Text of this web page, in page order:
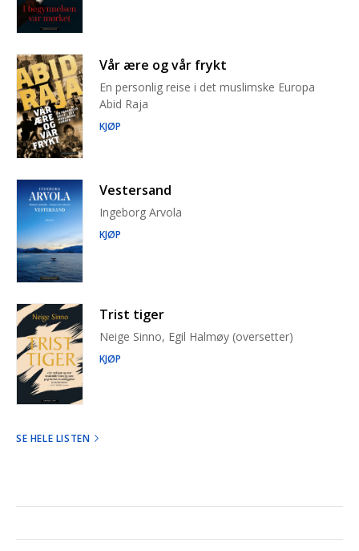
Vår ære og vår frykt
En personlig reise i det muslimske Europa
Abid Raja
KJØP
Vestersand
Ingeborg Arvola
KJØP
Trist tiger
Neige Sinno, Egil Halmøy (oversetter)
KJØP
SE HELE LISTEN